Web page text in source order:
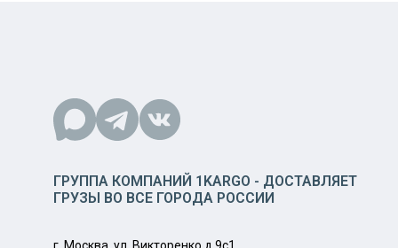
ГРУППА КОМПАНИЙ 1KARGO - ДОСТАВЛЯЕТ
ГРУЗЫ ВО ВСЕ ГОРОДА РОССИИ